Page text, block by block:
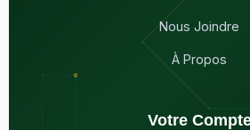
Nous Joindre
À Propos
Votre